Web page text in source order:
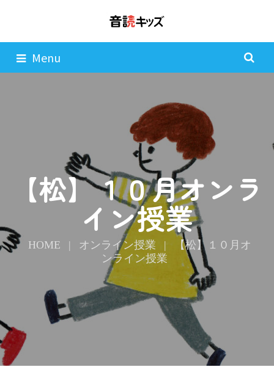
Menu
【松】１０月オンラ
イン授業
HOME | オンライン授業 |
【松】１０月オ
ンライン授業